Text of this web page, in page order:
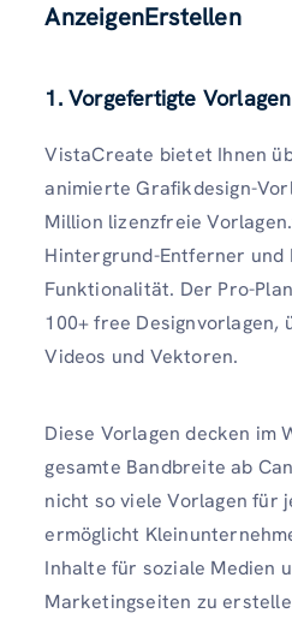
AnzeigenErstellen
1. Vorgefertigte Vorlagen
VistaCreate bietet Ihnen
animierte Grafikdesign-
Million lizenzfreie
Hintergrund-Entferner und
Funktionalität. Der Pro-
100+ free Designvorlagen,
Videos und Vektoren.
Diese Vorlagen decken im
gesamte Bandbreite ab
nicht so viele Vorlagen für
ermöglicht
Inhalte für soziale Medien
Marketingseiten zu